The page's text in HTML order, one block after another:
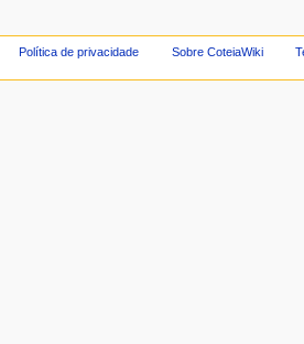
Política de privacidade Sobre CoteiaWiki